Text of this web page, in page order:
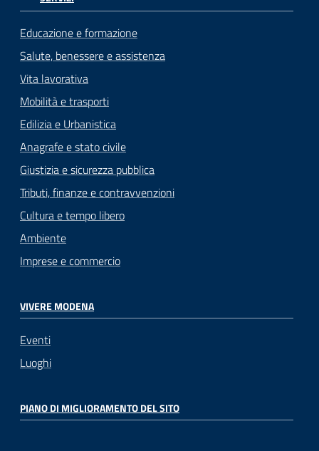
Educazione e formazione
Salute, benessere e assistenza
Vita lavorativa
Mobilità e trasporti
Edilizia e Urbanistica
Anagrafe e stato civile
Giustizia e sicurezza pubblica
Tributi, finanze e contravvenzioni
Cultura e tempo libero
Ambiente
Imprese e commercio
VIVERE MODENA
Eventi
Luoghi
PIANO DI MIGLIORAMENTO DEL SITO